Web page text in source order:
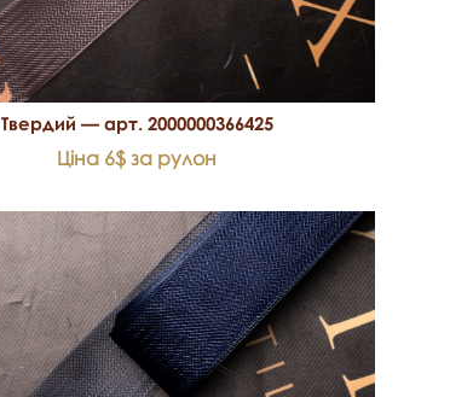
Твердий — арт. 2000000366425
Ціна 6$ за рулон